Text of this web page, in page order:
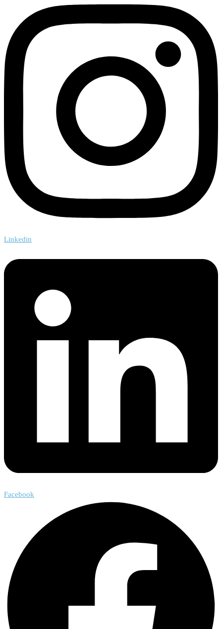
Linkedin
Facebook